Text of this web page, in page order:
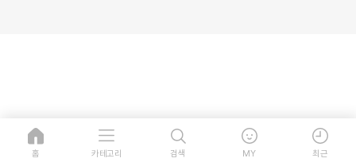
홈 카테고리 검색 MY 최근